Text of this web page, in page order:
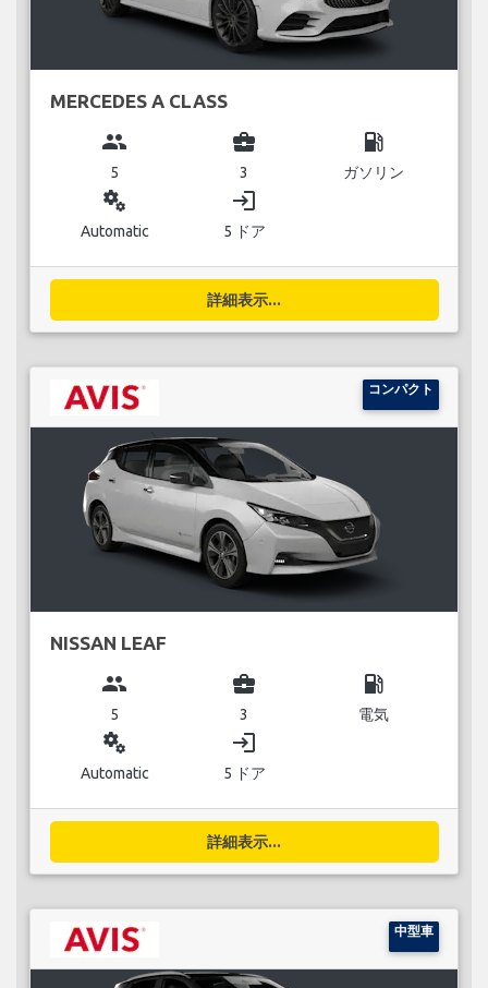
MERCEDES A CLASS
group
5
business_center
3
local_gas_station
ガソリン
miscellaneous_services
Automatic
login
5 ドア
詳細表示...
コンパクト
NISSAN LEAF
group
5
business_center
3
local_gas_station
電気
miscellaneous_services
Automatic
login
5 ドア
詳細表示...
中型車